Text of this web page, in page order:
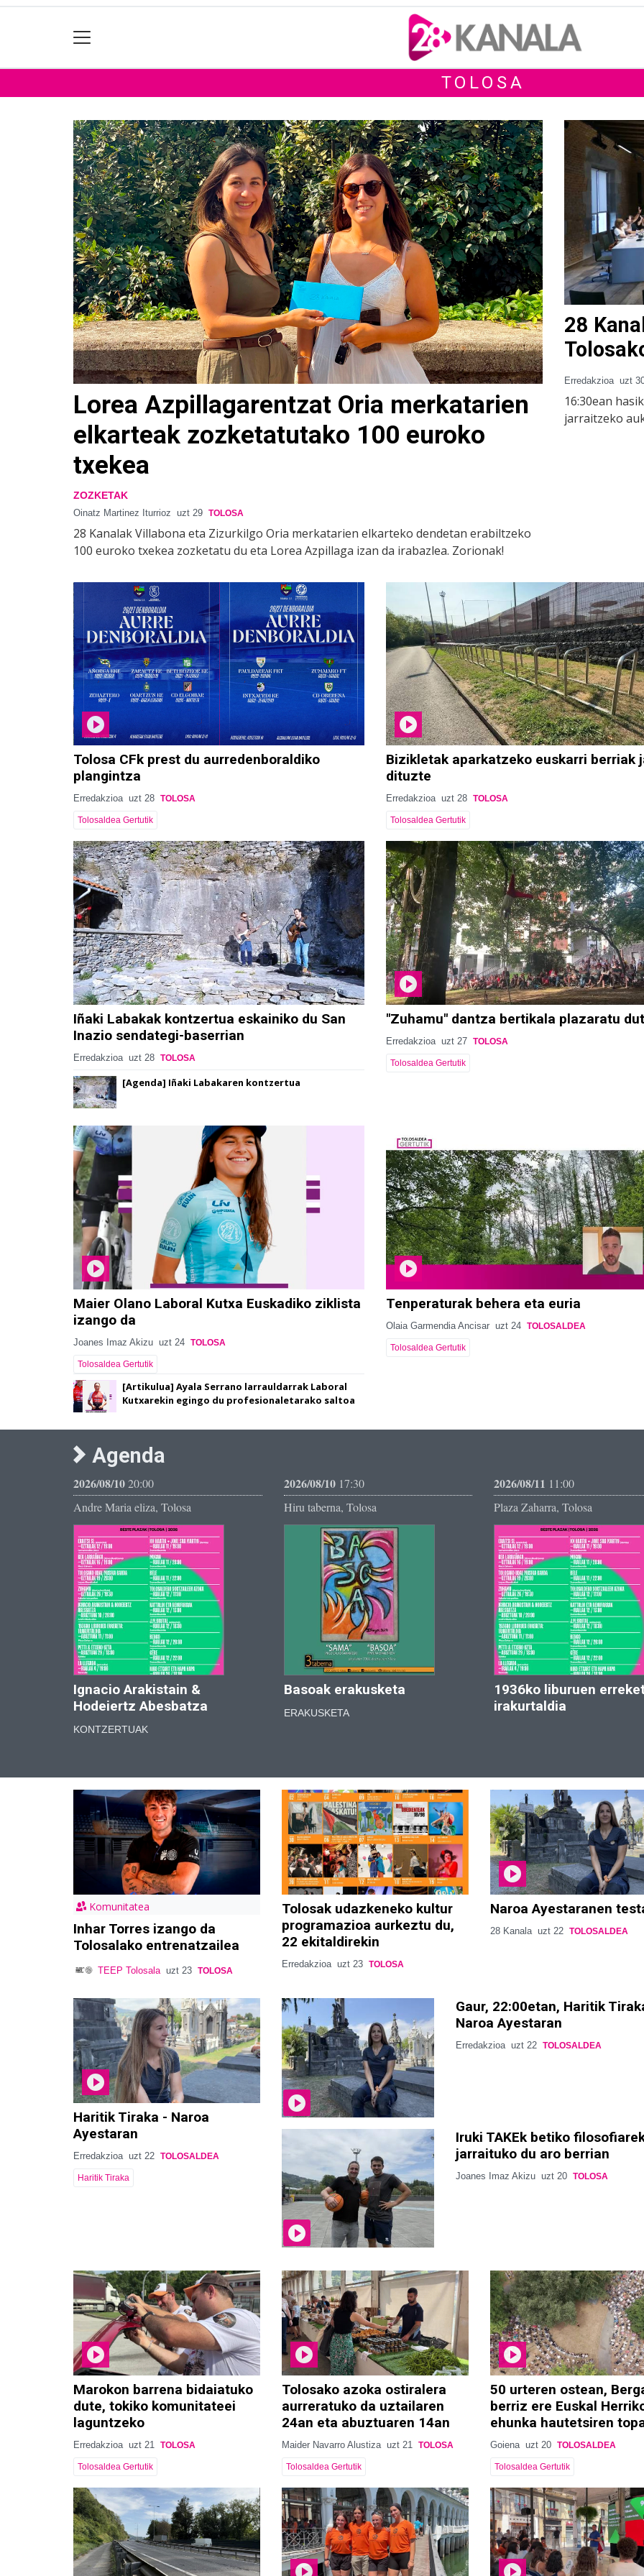
TOLOSA
Lorea Azpillagarentzat Oria merkatarien
elkarteak zozketatutako 100 euroko
txekea
ZOZKETAK
Oinatz Martinez Iturrioz uzt 29 TOLOSA
28 Kanalak Villabona eta Zizurkilgo Oria merkatarien elkarteko dendetan erabiltzeko
100 euroko txekea zozketatu du eta Lorea Azpillaga izan da irabazlea. Zorionak!
28
Erredakzioa uzt
16:30ean
jarraitzeko
Tolosa CFk prest du aurredenboraldiko
plangintza
Erredakzioa uzt 28 TOLOSA
Tolosaldea Gertutik
Bizikletak aparkatzeko euskarri berriak
dituzte
Erredakzioa uzt 28 TOLOSA
Tolosaldea Gertutik
Iñaki Labakak kontzertua eskainiko du San
Inazio sendategi-baserrian
Erredakzioa uzt 28 TOLOSA
[Agenda] Iñaki Labakaren kontzertua
"Zuhamu" dantza bertikala plazaratu
Erredakzioa uzt 27 TOLOSA
Tolosaldea Gertutik
Maier Olano Laboral Kutxa Euskadiko ziklista
izango da
Joanes Imaz Akizu uzt 24 TOLOSA
Tolosaldea Gertutik
[Artikulua] Ayala Serrano larrauldarrak Laboral
Kutxarekin egingo du profesionaletarako saltoa
Tenperaturak behera eta euria
Olaia Garmendia Ancisar uzt 24 TOLOSALDEA
Tolosaldea Gertutik
Agenda
2026/08/1020:00
Andre Maria eliza, Tolosa
Ignacio Arakistain &
Hodeiertz Abesbatza
KONTZERTUAK
2026/08/1017:30
Hiru taberna, Tolosa
Basoak erakusketa
ERAKUSKETA
2026/08/11 11:00
Plaza Zaharra, Tolosa
1936ko liburuen
irakurtaldia
Komunitatea
Inhar Torres izango da
Tolosalako entrenatzailea
TEEP Tolosala uzt 23 TOLOSA
Tolosak udazkeneko kultur
programazioa aurkeztu du,
22 ekitaldirekin
Erredakzioa uzt 23 TOLOSA
Naroa Ayestaranen
28 Kanala uzt 22 TOLOSALDEA
Haritik Tiraka - Naroa
Ayestaran
Erredakzioa uzt 22 TOLOSALDEA
Haritik Tiraka
Gaur, 22:00etan, Haritik
Naroa Ayestaran
Erredakzioa uzt 22 TOLOSALDEA
Iruki TAKEk betiko
jarraituko du aro berrian
Joanes Imaz Akizu uzt 20 TOLOSA
Marokon barrena bidaiatuko
dute, tokiko komunitateei
laguntzeko
Erredakzioa uzt 21 TOLOSA
Tolosaldea Gertutik
Tolosako azoka ostiralera
aurreratuko da uztailaren
24an eta abuztuaren 14an
Maider Navarro Alustiza uzt 21 TOLOSA
Tolosaldea Gertutik
50 urteren ostean,
berriz ere Euskal
ehunka hautetsiren
Goiena uzt 20 TOLOSALDEA
Tolosaldea Gertutik